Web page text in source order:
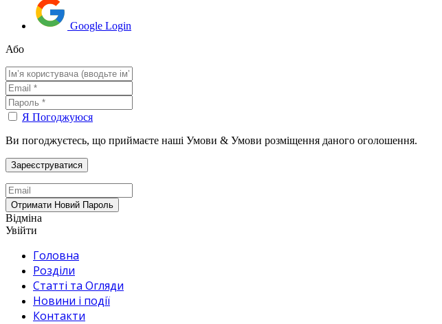
Google Login
Або
Я Погоджуюся
Ви погоджуєтесь, що приймаєте наші Умови & Умови розміщення даного оголошення.
Відміна
Увійти
Головна
Розділи
Статті та Огляди
Новини і події
Контакти